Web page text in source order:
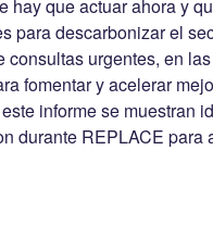
hay que actuar ahora y
para descarbonizar el
urgentes, en
fomentar y acelerar
informe se muestran
durante REPLACE para